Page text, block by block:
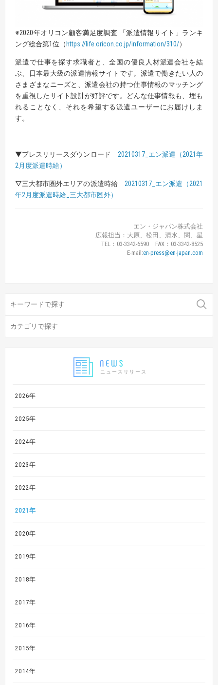
ニュースリリース
2026年
2025年
2024年
2023年
2022年
2021年
2020年
2019年
2018年
2017年
2016年
2015年
2014年
※2020年オリコン顧客満足度調査 「派遣情報サイト」ランキ
ング総合第1位（ https://life.oricon.co.jp/information/310/）
派遣で仕事を探す求職者と、全国の優良人材派遣会社を結
ぶ、日本最大級の派遣情報サイトです。派遣で働きたい人の
さまざまなニーズと、派遣会社の持つ仕事情報のマッチング
を重視したサイト設計が好評です。どんな仕事情報も、埋も
れることなく、それを希望する派遣ユーザーにお届けしま
す。
▼プレスリリースダウンロード 20210317_エン派遣（2021年
2月度派遣時給）
▽三大都市圏外エリアの派遣時給 20210317_エン派遣（2021
年2月度派遣時給_三大都市圏外）
エン・ジャパン株式会社
広報担当：大原、松田、清水、関、星
TEL：03-3342-6590 FAX：03-3342-8525
E-mail:en-press@en-japan.com